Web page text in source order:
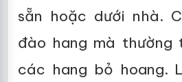
sẵn hoặc dưới nhà.
đào hang mà thường
các hang bỏ hoang.